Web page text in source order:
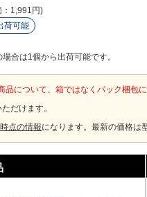
1,991 円
荷可能
合は1個から出荷可能です。
品について、箱ではなくパック梱包
だけます。
点の情報になります。最新の価格は